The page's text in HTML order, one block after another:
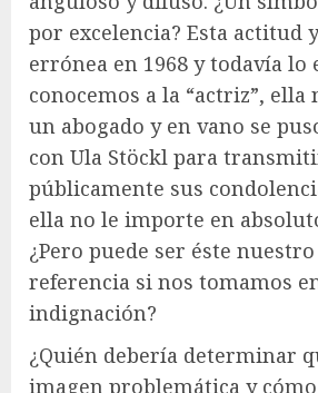
por excelencia? Esta actitud
errónea en 1968 y todavía lo
conocemos a la “actriz”, ella
un abogado y en vano se
con Ula Stöckl para
públicamente sus
ella no le importe en
¿Pero puede ser éste
referencia si nos tomamos
indignación?
¿Quién debería determinar
imagen problemática y